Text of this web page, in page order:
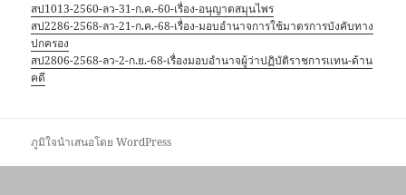
สป1013-2560-ลว-31-ก.ค.-60-เรื่อง-อนุญาตสมุนไพร
สป2286-2568-ลว-21-ก.ค.-68-เรื่อง-มอบอำนาจการใช้มาตรการบังคับทาง
ปกครอง
สป2806-2568-ลว-2-ก.ย.-68-เรื่องมอบอำนาจผู้ว่าปฏิบัติราชการเเทน-ด้าน
คดี
ภูมิใจนำเสนอโดย WordPress